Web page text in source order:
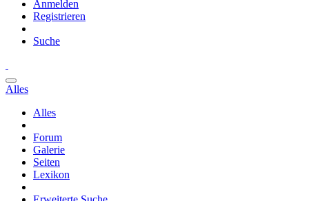
Anmelden
Registrieren
Suche
Alles
Alles
Forum
Galerie
Seiten
Lexikon